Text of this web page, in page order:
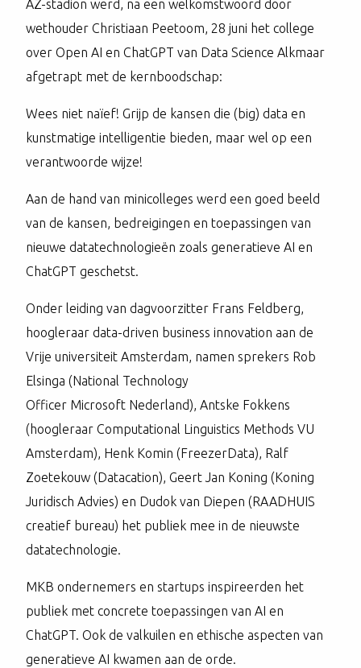
AZ-stadion werd, na een welkomstwoord door
wethouder Christiaan Peetoom, 28 juni het college
over Open AI en ChatGPT van Data Science Alkmaar
afgetrapt met de kernboodschap:
Wees niet naïef! Grijp de kansen die (big) data en
kunstmatige intelligentie bieden, maar wel op een
verantwoorde wijze!
Aan de hand van minicolleges werd een goed beeld
van de kansen, bedreigingen en toepassingen van
nieuwe datatechnologieën zoals generatieve AI en
ChatGPT geschetst.
Onder leiding van dagvoorzitter Frans Feldberg,
hoogleraar data-driven business innovation aan de
Vrije universiteit Amsterdam, namen sprekers Rob
Elsinga (National Technology
Officer Microsoft Nederland), Antske Fokkens
(hoogleraar Computational Linguistics Methods VU
Amsterdam), Henk Komin (FreezerData), Ralf
Zoetekouw (Datacation), Geert Jan Koning (Koning
Juridisch Advies) en Dudok van Diepen (RAADHUIS
creatief bureau) het publiek mee in de nieuwste
datatechnologie.
MKB ondernemers en startups inspireerden het
publiek met concrete toepassingen van AI en
ChatGPT. Ook de valkuilen en ethische aspecten van
generatieve AI kwamen aan de orde.